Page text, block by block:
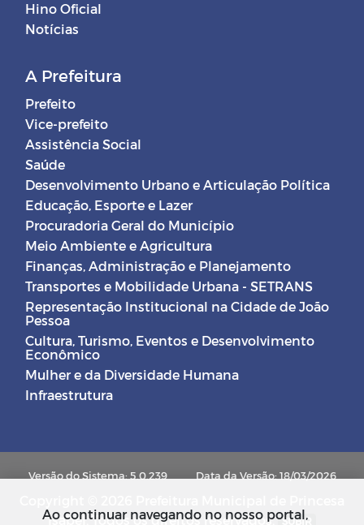
Hino Oficial
Notícias
A Prefeitura
Prefeito
Vice-prefeito
Assistência Social
Saúde
Desenvolvimento Urbano e Articulação Política
Educação, Esporte e Lazer
Procuradoria Geral do Município
Meio Ambiente e Agricultura
Finanças, Administração e Planejamento
Transportes e Mobilidade Urbana - SETRANS
Representação Institucional na Cidade de João
Pessoa
Cultura, Turismo, Eventos e Desenvolvimento
Econômico
Mulher e da Diversidade Humana
Infraestrutura
Versão do Sistema: 5.0.239 Data da Versão: 18/03/2026
Isabel. Todos os direitos reservados. SUBIR
Ao continuar navegando no nosso portal,